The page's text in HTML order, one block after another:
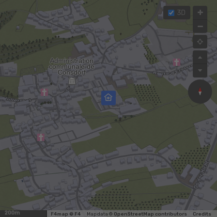
3D
200m F4map © F4 Map data © OpenStreetMap contributors Credits